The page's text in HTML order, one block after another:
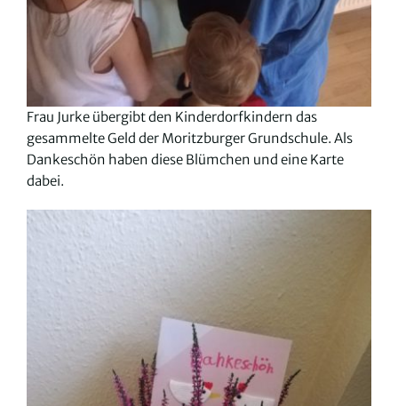
Frau Jurke übergibt den Kinderdorfkindern das
gesammelte Geld der Moritzburger Grundschule. Als
Dankeschön haben diese Blümchen und eine Karte
dabei.